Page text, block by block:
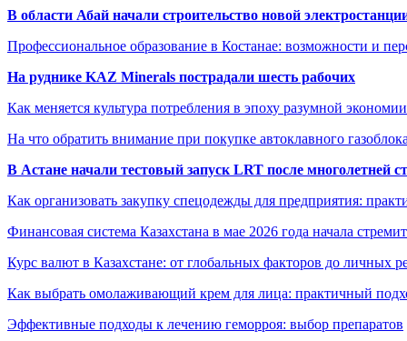
В области Абай начали строительство новой
Профессиональное образование в Костанае: возможности и
На руднике KAZ Minerals пострадали шесть рабочих
Как меняется культура потребления в эпоху разумной экономии
На что обратить внимание при покупке автоклавного
В Астане начали тестовый запуск LRT после многолетней
Как организовать закупку спецодежды для предприятия:
Финансовая система Казахстана в мае 2026 года начала
Курс валют в Казахстане: от глобальных факторов до личных
Как выбрать омолаживающий крем для лица: практичный
Эффективные подходы к лечению геморроя: выбор препаратов